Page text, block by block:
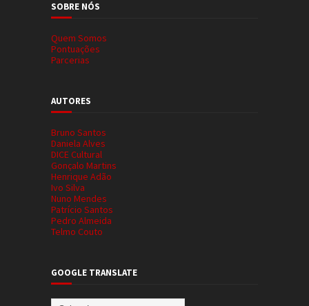
SOBRE NÓS
Quem Somos
Pontuações
Parcerias
AUTORES
Bruno Santos
Daniela Alves
DICE Cultural
Gonçalo Martins
Henrique Adão
Ivo Silva
Nuno Mendes
Patrício Santos
Pedro Almeida
Telmo Couto
GOOGLE TRANSLATE